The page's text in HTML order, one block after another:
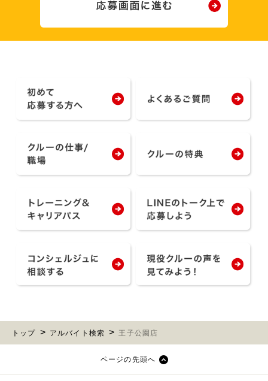
トップ アルバイト検索 王子公園店
ページの先頭へ